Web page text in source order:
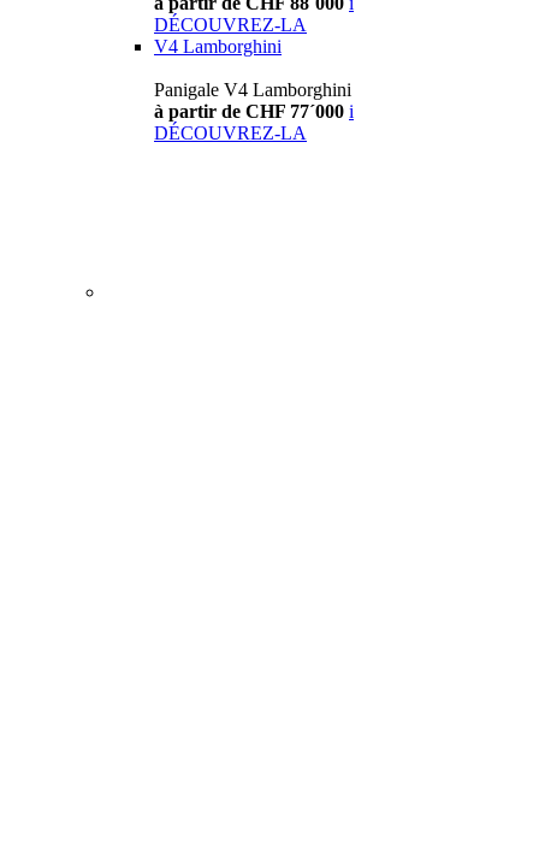
DÉCOUVREZ-LA
V4 Lamborghini
Panigale V4 Lamborghini
à partir de CHF 77´000 i
DÉCOUVREZ-LA